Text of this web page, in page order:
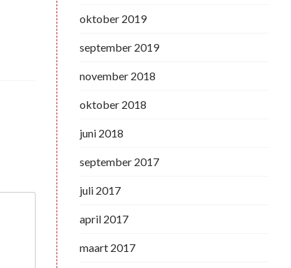
oktober 2019
september 2019
november 2018
oktober 2018
juni 2018
september 2017
juli 2017
april 2017
maart 2017